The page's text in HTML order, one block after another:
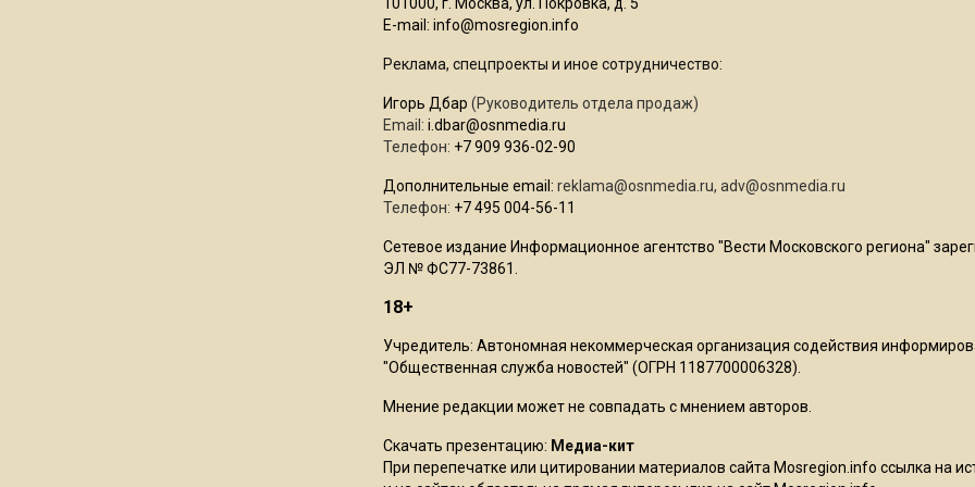
E-mail: info@mosregion.info
Реклама, спецпроекты и иное сотрудничество:
Игорь Дбар (Руководитель отдела продаж)
Email: i.dbar@osnmedia.ru
Телефон: +7 909 936-02-90
Дополнительные email: reklama@osnmedia.ru, adv@osnmedia.ru
Телефон: +7 495 004-56-11
Сетевое издание Информационное агентство "Вести Московского региона"
ЭЛ № ФС77-73861.
18+
Учредитель: Автономная некоммерческая организация содействия
"Общественная служба новостей" (ОГРН 1187700006328).
Мнение редакции может не совпадать с мнением авторов.
Скачать презентацию: Медиа-кит
При перепечатке или цитировании материалов сайта Mosregion.info ссылка на